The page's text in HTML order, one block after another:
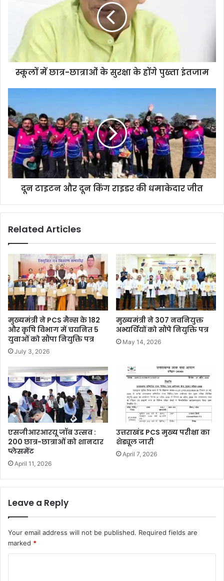
स्कूलों में छात्र-छात्राओं के सुरक्षा के होंगे पुख्ता इंतजाम
दून टाइटन और दून किंग राइडर की धमाकेदार जीत
Related Articles
मुख्यमंत्री ने PCS मैन्स के 182
और कृषि विभाग में चयनित 5
युवाओं को सौंपा नियुक्ति पत्र
July 3, 2026
मुख्यमंत्री ने 307 नवनियुक्त
अभ्यर्थियों को सौंपे नियुक्ति पत्र
May 14, 2026
एसजीआरआरयू जॉब उत्सव :
200 छात्र-छात्राओं को शानदार
प्लेसमेंट
April 11, 2026
उत्तराखंड PCS मुख्य परीक्षा का
शेड्यूल जारी
April 7, 2026
Leave a Reply
Your email address will not be published. Required fields are
marked *